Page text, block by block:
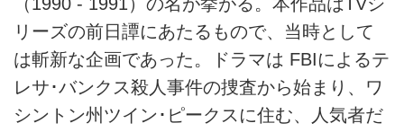
リーズの前日譚にあたるもので、当時として
は斬新な企画であった。ドラマは FBIによるテ
レサ･バンクス殺人事件の捜査から始まり、ワ
シントン州ツイン･ピークスに住む、人気者だ